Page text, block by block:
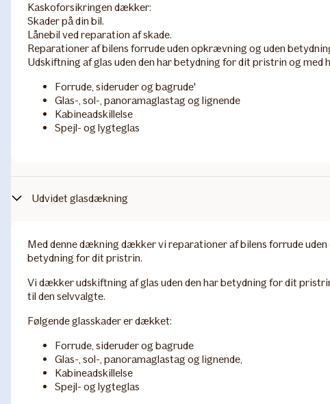
Kaskoforsikringen dækker:
Skader på din bil.
Lånebil ved reparation af skade.
Reparationer af bilens forrude uden opkrævning og uden
Udskiftning af glas uden den har betydning for dit pristrin og
Forrude, sideruder og bagrude'
Glas-, sol-, panoramaglastag og lignende
Kabineadskillelse
Spejl- og lygteglas
Udvidet glasdækning
Med denne dækning dækker vi reparationer af bilens forrude
betydning for dit pristrin.
Vi dækker udskiftning af glas uden den har betydning for dit
til den selvvalgte.
Følgende glasskader er dækket:
Forrude, sideruder og bagrude
Glas-, sol-, panoramaglastag og lignende,
Kabineadskillelse
Spejl- og lygteglas